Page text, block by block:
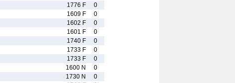
1776 F
0
1609 F
0
1602 F
0
1601 F
0
1740 F
0
1733 F
0
1733 F
0
1600 N
0
1730 N
0